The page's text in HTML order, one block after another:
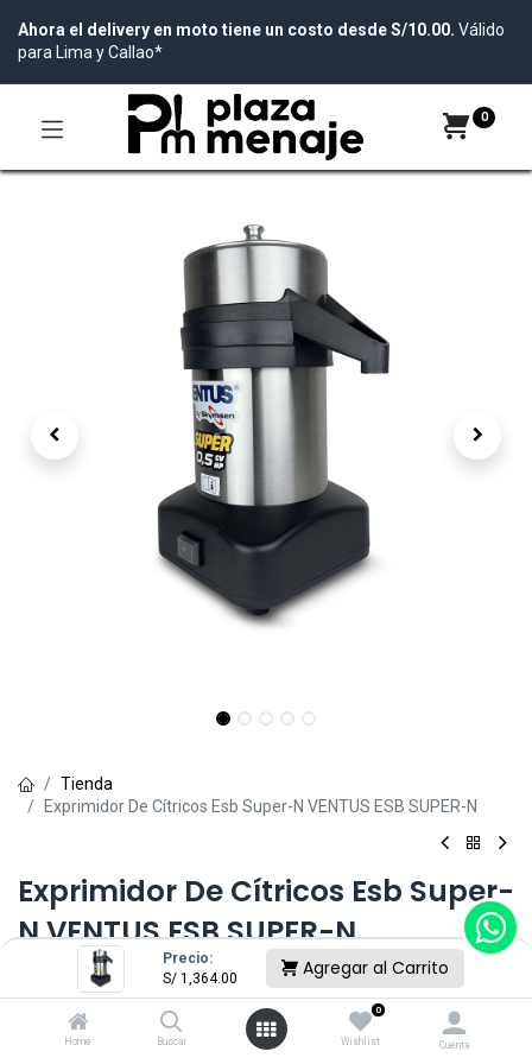
Precio:
S/ 1,364.00 Agregar al Carrito
Home Buscar
0
Wishlist Cuenta
Ahora el delivery en moto tiene un costo desde S/10.00. Válido
para Lima y Callao*
0
Tienda
Exprimidor De Cítricos Esb Super-N VENTUS ESB SUPER-N
Exprimidor De Cítricos Esb Super-
N VENTUS ESB SUPER-N
(0 reseña)
1,364.00